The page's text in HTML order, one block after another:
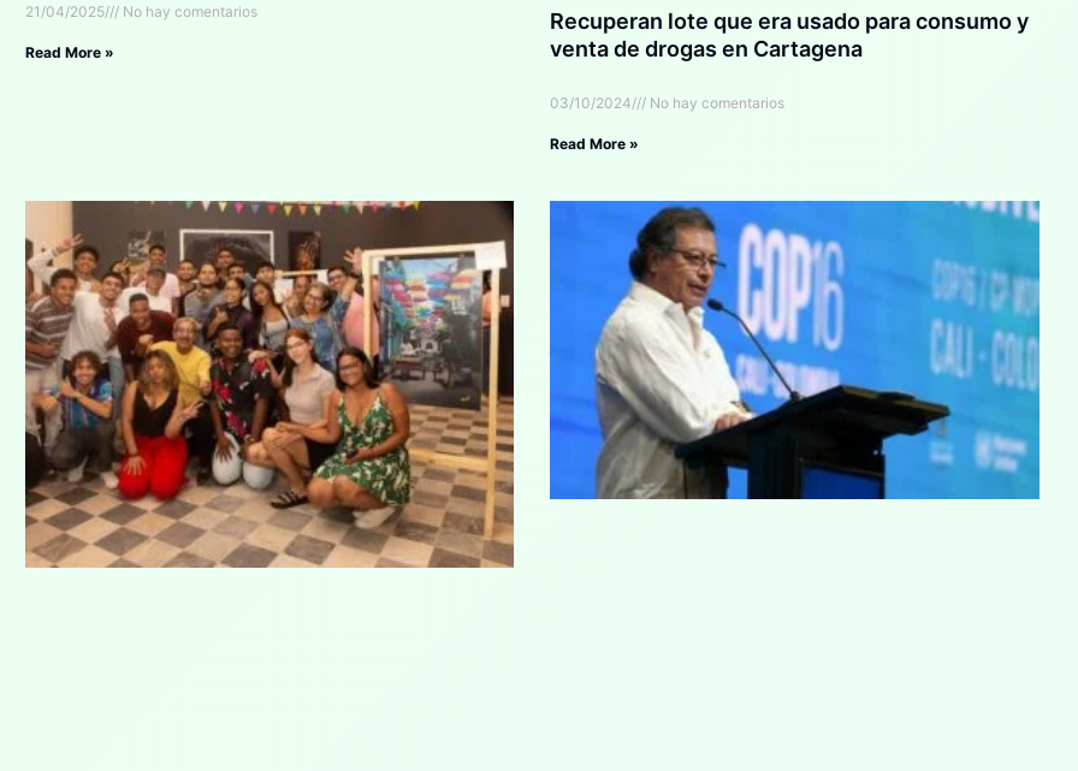
21/04/2025 No hay comentarios
Read More »
Recuperan lote que era usado para consumo y
venta de drogas en Cartagena
03/10/2024 No hay comentarios
Read More »